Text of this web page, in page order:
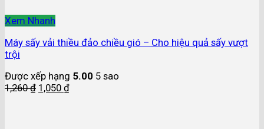
Xem Nhanh
Máy sấy vải thiều đảo chiều gió – Cho hiệu quả sấy vượt
trội
Được xếp hạng 5.00 5 sao
1,260₫ 1,050 ₫